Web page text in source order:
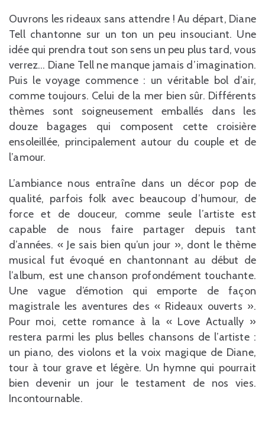
Ouvrons les rideaux sans attendre ! Au départ, Diane
Tell chantonne sur un ton un peu insouciant. Une
idée qui prendra tout son sens un peu plus tard, vous
verrez… Diane Tell ne manque jamais d’imagination.
Puis le voyage commence : un véritable bol d’air,
comme toujours. Celui de la mer bien sûr. Différents
thèmes sont soigneusement emballés dans les
douze bagages qui composent cette croisière
ensoleillée, principalement autour du couple et de
l’amour.
L’ambiance nous entraîne dans un décor pop de
qualité, parfois folk avec beaucoup d’humour, de
force et de douceur, comme seule l’artiste est
capable de nous faire partager depuis tant
d’années. « Je sais bien qu’un jour », dont le thème
musical fut évoqué en chantonnant au début de
l’album, est une chanson profondément touchante.
Une vague d’émotion qui emporte de façon
magistrale les aventures des « Rideaux ouverts ».
Pour moi, cette romance à la « Love Actually »
restera parmi les plus belles chansons de l’artiste :
un piano, des violons et la voix magique de Diane,
tour à tour grave et légère. Un hymne qui pourrait
bien devenir un jour le testament de nos vies.
Incontournable.